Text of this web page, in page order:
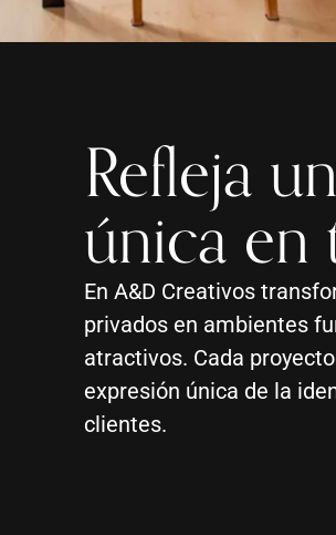
Refleja
única en
En A&D Creativos
privados en ambientes
atractivos. Cada
expresión única de la
clientes.